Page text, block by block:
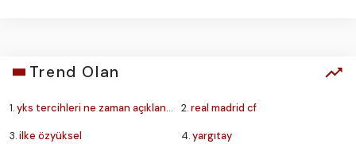
Trend Olan
1.yks tercihleri ne zaman açıklanacak 2.real madrid cf
3.ilke özyüksel 4.yargıtay